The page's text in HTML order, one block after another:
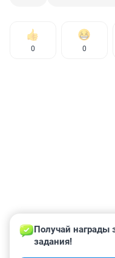
0 0
Получай награды
задания!